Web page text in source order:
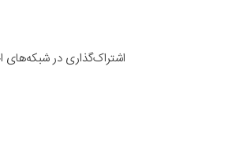
اشتراک‌گذاری در شبکه‌های